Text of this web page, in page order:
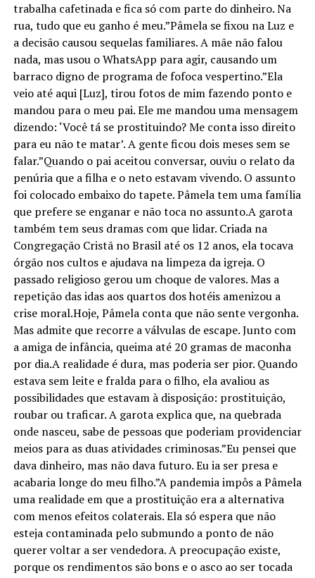
trabalha cafetinada e fica só com parte do dinheiro. Na
rua, tudo que eu ganho é meu.”Pâmela se fixou na Luz e
a decisão causou sequelas familiares. A mãe não falou
nada, mas usou o WhatsApp para agir, causando um
barraco digno de programa de fofoca vespertino.”Ela
veio até aqui [Luz], tirou fotos de mim fazendo ponto e
mandou para o meu pai. Ele me mandou uma mensagem
dizendo: ‘Você tá se prostituindo? Me conta isso direito
para eu não te matar’. A gente ficou dois meses sem se
falar.”Quando o pai aceitou conversar, ouviu o relato da
penúria que a filha e o neto estavam vivendo. O assunto
foi colocado embaixo do tapete. Pâmela tem uma família
que prefere se enganar e não toca no assunto.A garota
também tem seus dramas com que lidar. Criada na
Congregação Cristã no Brasil até os 12 anos, ela tocava
órgão nos cultos e ajudava na limpeza da igreja. O
passado religioso gerou um choque de valores. Mas a
repetição das idas aos quartos dos hotéis amenizou a
crise moral.Hoje, Pâmela conta que não sente vergonha.
Mas admite que recorre a válvulas de escape. Junto com
a amiga de infância, queima até 20 gramas de maconha
por dia.A realidade é dura, mas poderia ser pior. Quando
estava sem leite e fralda para o filho, ela avaliou as
possibilidades que estavam à disposição: prostituição,
roubar ou traficar. A garota explica que, na quebrada
onde nasceu, sabe de pessoas que poderiam providenciar
meios para as duas atividades criminosas.”Eu pensei que
dava dinheiro, mas não dava futuro. Eu ia ser presa e
acabaria longe do meu filho.”A pandemia impôs a Pâmela
uma realidade em que a prostituição era a alternativa
com menos efeitos colaterais. Ela só espera que não
esteja contaminada pelo submundo a ponto de não
querer voltar a ser vendedora. A preocupação existe,
porque os rendimentos são bons e o asco ao ser tocada